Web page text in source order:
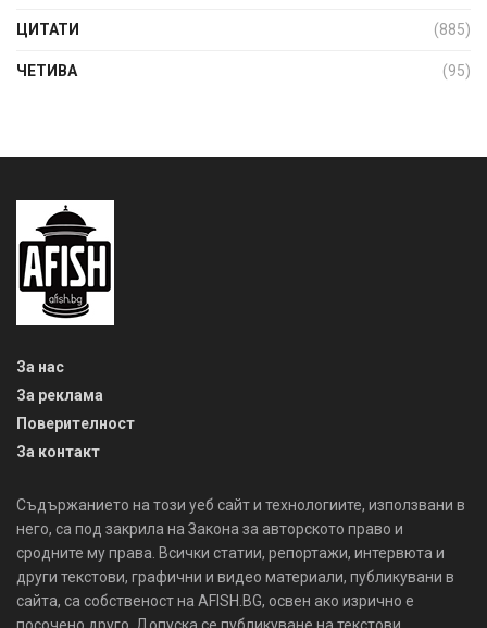
ЦИТАТИ (885)
ЧЕТИВА (95)
За нас
За реклама
Поверителност
За контакт
Съдържанието на този уеб сайт и технологиите, използвани в
него, са под закрила на Закона за авторското право и
сродните му права. Всички статии, репортажи, интервюта и
други текстови, графични и видео материали, публикувани в
сайта, са собственост на AFISH.BG, освен ако изрично е
посочено друго. Допуска се публикуване на текстови